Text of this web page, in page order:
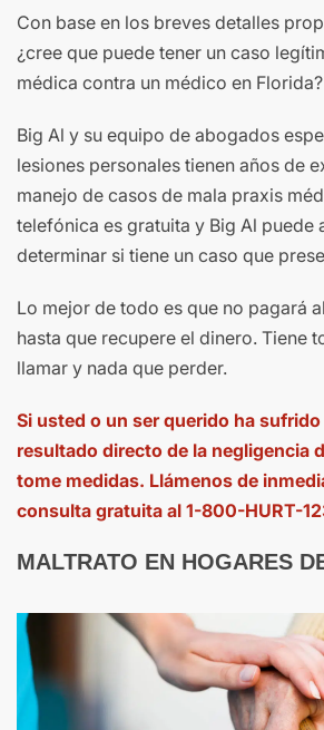
Con base en los breves detalles
¿cree que puede tener un caso
médica contra un médico en Florida?
Big Al y su equipo de abogados
lesiones personales tienen años de
manejo de casos de mala praxis
telefónica es gratuita y Big Al puede
determinar si tiene un caso que
Lo mejor de todo es que no pagará
hasta que recupere el dinero. Tiene
llamar y nada que perder.
Si usted o un ser querido ha
resultado directo de la negligencia
tome medidas. Llámenos de
consulta gratuita al 1-800-HURT-
MALTRATO EN HOGARES